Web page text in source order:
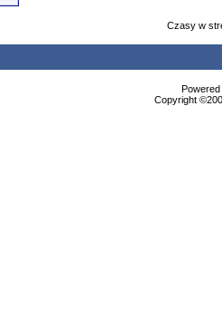
Czasy w
Copyright